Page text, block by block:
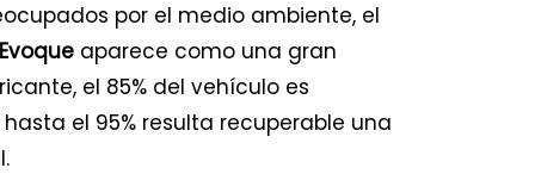
por el medio ambiente, el
aparece como una gran
el 85% del vehículo es
el 95% resulta recuperable una